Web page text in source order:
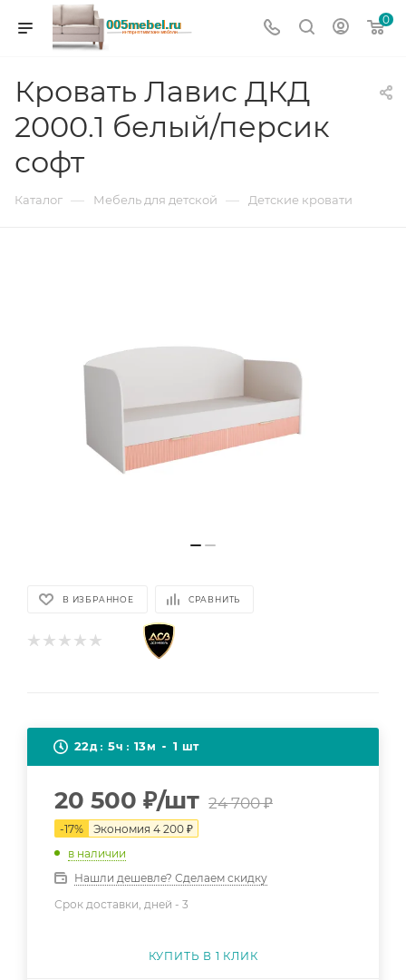
0
Кровать Лавис ДКД
2000.1 белый/персик
софт
Каталог — Мебель для детской — Детские кровати
В ИЗБРАННОЕ СРАВНИТЬ
22д 5ч 13м 1 шт
20 500 ₽/шт 24 700₽
-17% Экономия 4 200 ₽
в наличии
Нашли дешевле? Сделаем скидку
Срок доставки, дней - 3
КУПИТЬ В 1 КЛИК